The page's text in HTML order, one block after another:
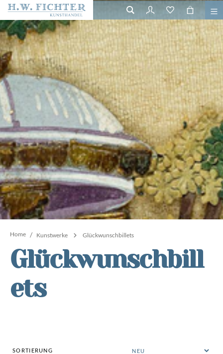
Home / Kunstwerke Glückwunschbillets
Glückwunschbill
ets
SORTIERUNG